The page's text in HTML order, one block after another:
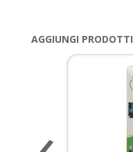
AGGIUNGI PRODOTTI